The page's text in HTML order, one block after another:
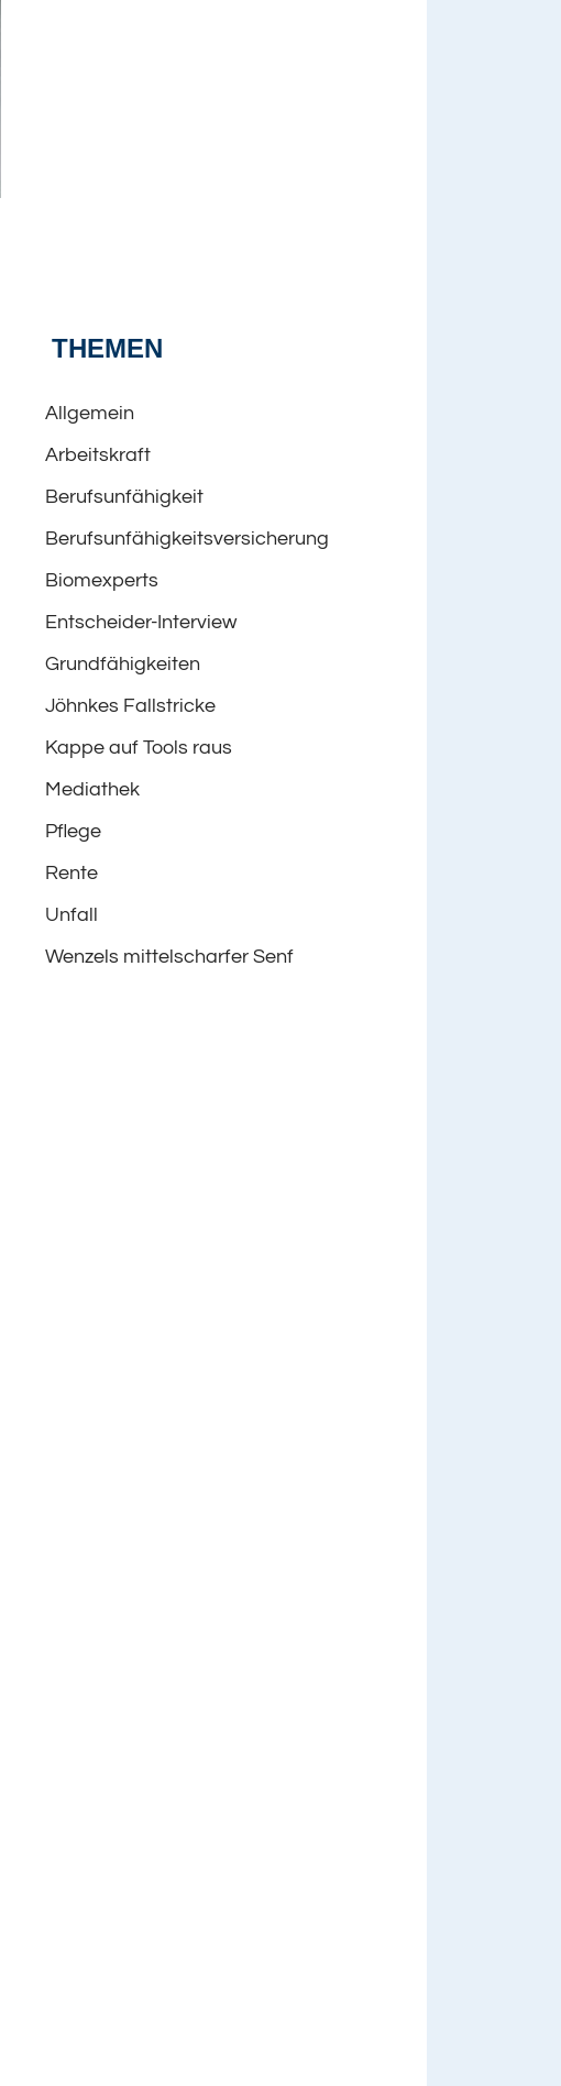
THEMEN
Allgemein
Arbeitskraft
Berufsunfähigkeit
Berufsunfähigkeitsversicherung
Biomexperts
Entscheider-Interview
Grundfähigkeiten
Jöhnkes Fallstricke
Kappe auf Tools raus
Mediathek
Pflege
Rente
Unfall
Wenzels mittelscharfer Senf